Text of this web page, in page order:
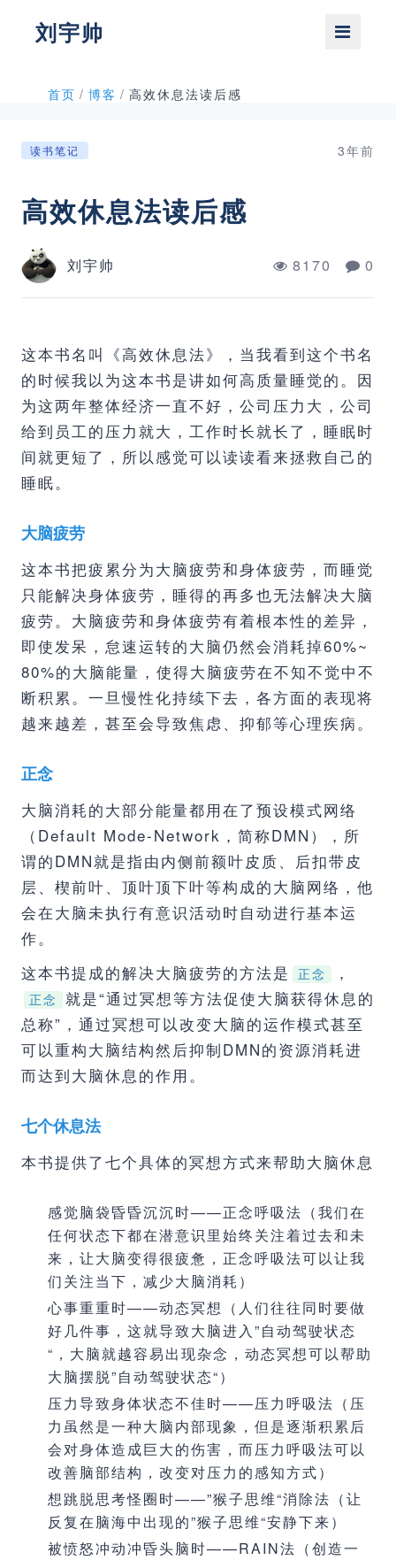
刘宇帅
首页 / 博客 / 高效休息法读后感
读书笔记 3年前
高效休息法读后感
刘宇帅 8170 0
这本书名叫《高效休息法》，当我看到这个书名
的时候我以为这本书是讲如何高质量睡觉的。因
为这两年整体经济一直不好，公司压力大，公司
给到员工的压力就大，工作时长就长了，睡眠时
间就更短了，所以感觉可以读读看来拯救自己的
睡眠。
大脑疲劳
这本书把疲累分为大脑疲劳和身体疲劳，而睡觉
只能解决身体疲劳，睡得的再多也无法解决大脑
疲劳。大脑疲劳和身体疲劳有着根本性的差异，
即使发呆，怠速运转的大脑仍然会消耗掉60%~
80%的大脑能量，使得大脑疲劳在不知不觉中不
断积累。一旦慢性化持续下去，各方面的表现将
越来越差，甚至会导致焦虑、抑郁等心理疾病。
正念
大脑消耗的大部分能量都用在了预设模式网络
（Default Mode-Network，简称DMN），所
谓的DMN就是指由内侧前额叶皮质、后扣带皮
层、楔前叶、顶叶顶下叶等构成的大脑网络，他
会在大脑未执行有意识活动时自动进行基本运
作。
这本书提成的解决大脑疲劳的方法是
正念 ，
正念
就是“通过冥想等方法促使大脑获得休息的
总称”，通过冥想可以改变大脑的运作模式甚至
可以重构大脑结构然后抑制DMN的资源消耗进
而达到大脑休息的作用。
七个休息法
本书提供了七个具体的冥想方式来帮助大脑休息
感觉脑袋昏昏沉沉时——正念呼吸法（我们在
任何状态下都在潜意识里始终关注着过去和未
来，让大脑变得很疲惫，正念呼吸法可以让我
们关注当下，减少大脑消耗）
心事重重时——动态冥想（人们往往同时要做
好几件事，这就导致大脑进入”自动驾驶状态
“，大脑就越容易出现杂念，动态冥想可以帮助
大脑摆脱”自动驾驶状态“）
压力导致身体状态不佳时——压力呼吸法（压
力虽然是一种大脑内部现象，但是逐渐积累后
会对身体造成巨大的伤害，而压力呼吸法可以
改善脑部结构，改变对压力的感知方式）
想跳脱思考怪圈时——”猴子思维“消除法（让
反复在脑海中出现的”猴子思维“安静下来）
被愤怒冲动冲昏头脑时——RAIN法（创造一